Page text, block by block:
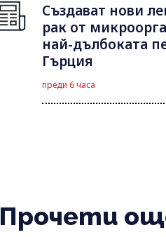
Създават нови
рак от
най-дълбоката
Гърция
преди 6 часа
Прочети